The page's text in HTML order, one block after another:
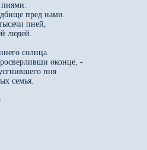
пнями.
пред нами.
пней,
людей.
солнца.
оконце, -
пня
семья.